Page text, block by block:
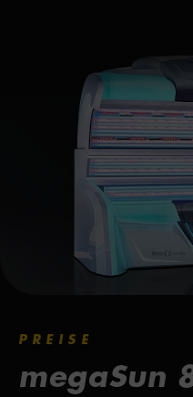
PREISE
megaSun